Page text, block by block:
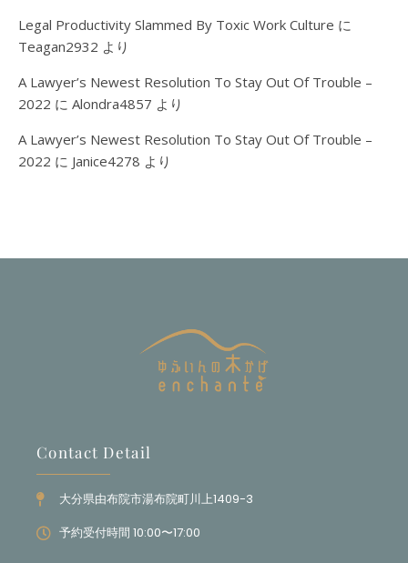
Legal Productivity Slammed By Toxic Work Culture に
Teagan2932 より
A Lawyer’s Newest Resolution To Stay Out Of Trouble –
2022 に Alondra4857 より
A Lawyer’s Newest Resolution To Stay Out Of Trouble –
2022 に Janice4278 より
Contact Detail
大分県由布院市湯布院町川上1409-3
予約受付時間 10:00〜17:00